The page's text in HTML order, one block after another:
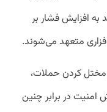
به افزایش فشار بر
متعهد می‌شوند.
کردن حملات،
امنیت در برابر چنین